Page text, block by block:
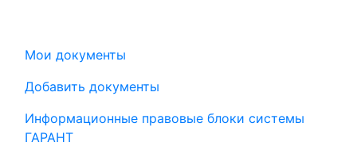
Мои документы
Добавить документы
Информационные правовые блоки системы
ГАРАНТ